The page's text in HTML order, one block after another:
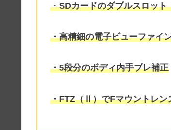
・SDカードのダブルスロッ
・高精細の電子ビューファイ
・5段分のボディ内手ブレ補正
・FTZ（Ⅱ）でFマウントレン